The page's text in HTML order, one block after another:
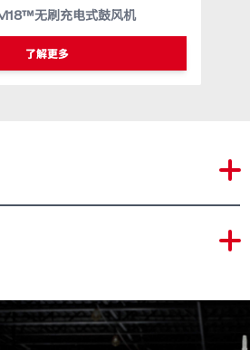
无刷充电式鼓风机
了解更多
草剂/杀菌剂/杀虫剂/除冰剂等应
便于运送水/化学品和将水/化学品倒